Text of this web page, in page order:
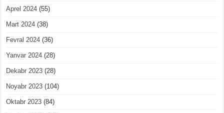
Aprel 2024 (55)
Mart 2024 (38)
Fevral 2024 (36)
Yanvar 2024 (28)
Dekabr 2023 (28)
Noyabr 2023 (104)
Oktabr 2023 (84)